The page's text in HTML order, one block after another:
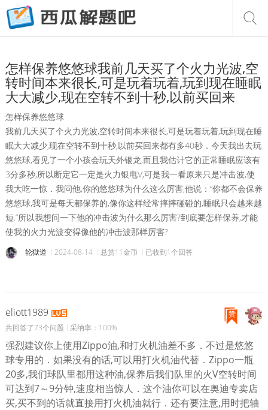
怎样保养悠悠球我前几天买了个火力光波,空
转时间本来很长,可是玩着玩着,玩到现在睡眠
大大减少,现在空转不到十秒,以前买回来
怎样保养悠悠球
我前几天买了个火力光波,空转时间本来很长,可是玩着玩着,玩到现在睡
眠大大减少,现在空转不到十秒,以前买回来都有多40秒．今天我出去玩
悠悠球,看见了一个小孩会玩天外银龙,而且我估计它的正常睡眠应该有
3分多秒,所以断定它一定是火力银电V,可是我一看原来只是冲击波,使
我大吃一惊．我问他,你的悠悠球为什么这么厉害,他说：“你都不会保养
悠悠球,我可是每天都保养的,像你这样经常摔摔碰碰的,睡眠只会越来越
短.”所以我想问一下他的冲击波为什么那么厉害?到底要怎样保养,才能
使我的火力光波变得像他的冲击波那样厉害?
轮獄道 2024-08-14 悬赏11金币 已收到1个回答
赞
eliott1989
共回答了73个问题 采纳率：100%
强烈建议你上使用Zippo油,和打火机油差不多．不过是悠悠
球专用的．如果没有的话,可以用打火机油代替．Zippo一瓶
20多,我们球队里都用这种油,保养后我们队里的火V空转时间
可达到7～9分钟,速度相当惊人．这个油你可以在奥迪专卖店
买,买不到的话就直接用打火机油就行．还有要注意,用时把轴